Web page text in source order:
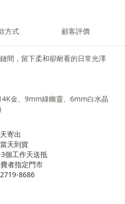
方式 顧客評價
間，留下柔和卻耐看的日常光澤
金、9mm綠幽靈、6mm白水晶
寄出
天到貨
個工作天送抵
者指定門市
8686